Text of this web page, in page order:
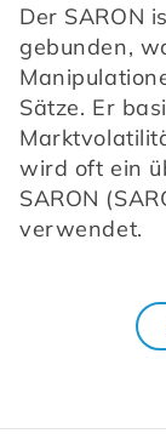
Der SARON
gebunden,
Sätze. Er
wird oft ein
SARON
verwendet.